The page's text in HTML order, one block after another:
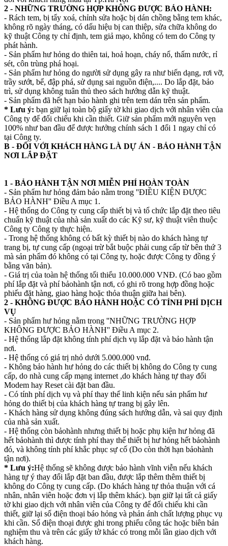
2 - NHỮNG TRƯỜNG HỢP KHÔNG ĐƯỢC BẢO HÀNH:
- Rách tem, bị tẩy xoá, chỉnh sửa hoặc bị dán chồng bằng tem khác,
không rõ ngày tháng, có dấu hiệu bị can thiệp, sửa chữa không do
kỹ thuật Công ty chỉ định, tem giả mạo, không có tem do Công ty
phát hành.
- Sản phẩm hư hỏng do thiên tai, hoả hoạn, cháy nổ, thấm nước, rỉ
sét, côn trùng phá hoại.
- Sản phẩm hư hỏng do người sử dụng gây ra như biến dạng, rơi vỡ,
trầy sướt, bể, đập phá, sử dụng sai nguồn điện,.... Do lắp đặt, bảo
trì, sử dụng không tuân thủ theo sách hướng dẫn kỹ thuật.
- Sản phẩm đã hết hạn bảo hành ghi trên tem dán trên sản phẩm.
* Lưu ý: bạn giữ lại toàn bộ giấy tờ khi giao dịch với nhân viên của
Công ty để đối chiếu khi cần thiết. Giữ sản phẩm mới nguyên vẹn
100% như ban đầu để được hưởng chính sách 1 đổi 1 ngay chỉ có
tại Công ty.
B - ĐỐI VỚI KHÁCH HÀNG LÀ DỰ ÁN - BẢO HÀNH TẬN
NƠI LẮP ĐẶT
1 - BẢO HÀNH TẬN NƠI MIỄN PHÍ HOÀN TOÀN
- Sản phẩm hư hỏng đảm bảo nằm trong ''ĐIỀU KIỆN ĐƯỢC
BẢO HÀNH'' Điều A mục 1.
- Hệ thống do Công ty cung cấp thiết bị và tổ chức lắp đặt theo tiêu
chuẩn kỹ thuật của nhà sản xuất do các Kỹ sư, kỹ thuật viên thuộc
Công ty Công ty thực hiện.
- Trong hệ thống không có bất kỳ thiết bị nào do khách hàng tự
trang bị, tự cung cấp (ngoại trừ bắt buộc phải cung cấp từ bên thứ 3
mà sản phẩm đó không có tại Công ty, hoặc được Công ty đồng ý
bằng văn bản).
- Giá trị của toàn hệ thống tối thiểu 10.000.000 VNĐ. (Có bao gồm
phí lắp đặt và phí bảohành tận nơi, có ghi rõ trong hợp đồng hoặc
phiếu đặt hàng, giao hàng hoặc thỏa thuận giữa hai bên).
2 - KHÔNG ĐƯỢC BẢO HÀNH HOẶC CÓ TÍNH PHÍ DỊCH
VỤ
- Sản phẩm hư hỏng nằm trong ''NHỮNG TRƯỜNG HỢP
KHÔNG ĐƯỢC BẢO HÀNH'' Điều A mục 2.
- Hệ thống lắp đặt không tính phí dịch vụ lắp đặt và bảo hành tận
nơi.
- Hệ thống có giá trị nhỏ dưới 5.000.000 vnđ.
- Không bảo hành hư hỏng do các thiết bị không do Công ty cung
cấp, do nhà cung cấp mạng internet ,do khách hàng tự thay đổi
Modem hay Reset cài đặt ban đầu.
- Có tính phí dịch vụ và phí thay thế linh kiện nếu sản phẩm hư
hỏng do thiết bị của khách hàng tự trang bị gây lên.
- Khách hàng sử dụng không đúng sách hướng dẫn, và sai quy định
của nhà sản xuất.
- Hệ thống còn bảohành nhưng thiết bị hoặc phụ kiện hư hỏng đã
hết bảohành thì được tính phí thay thế thiết bị hư hỏng hết bảohành
đó, và không tính phí khắc phục sự cố (Do còn thời hạn bảohành
tận nơi).
* Lưu ý:Hệ thống sẽ không được bảo hành vĩnh viễn nếu khách
hàng tự ý thay đổi lắp đặt ban đầu, được lắp thêm thêm thiết bị
không do Công ty cung cấp. (Do khách hàng tự thỏa thuận với cá
nhân, nhân viên hoặc đơn vị lắp thêm khác). bạn giữ lại tất cả giấy
tờ khi giao dịch với nhân viên của Công ty để đối chiếu khi cần
thiết, giữ lại số điện thoại báo hỏng và phản ánh chất lượng phục vụ
khi cần. Số điện thoại được ghi trong phiếu công tác hoặc biên bản
nghiệm thu và trên các giấy tờ khác có trong mỗi lần giao dịch với
khách hàng.